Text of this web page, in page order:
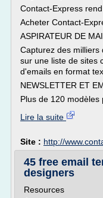
Contact-Express
Acheter Contact-
ASPIRATEUR DE
Capturez des
sur une liste de sites
d'emails en format
NEWSLETTER ET
Plus de 120 modèles
Lire la suite
Site : http://
45 free email
designers
Resources